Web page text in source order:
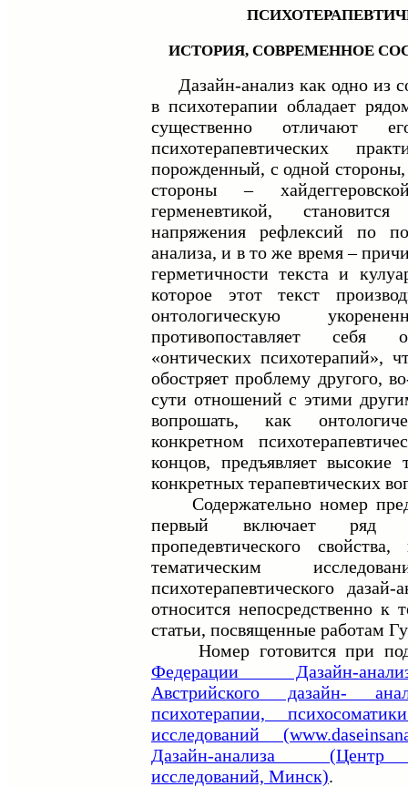
ИСТОРИЯ, СОВРЕМЕННОЕ
Дазайн-анализ как одно из
в психотерапии обладает
существенно отличают
психотерапевтических
порожденный, с одной
стороны –
герменевтикой,
напряжения рефлексий по
анализа, и в то же время –
герметичности текста и
которое этот текст
онтологическую
противопоставляет себя
«онтических психотерапий»,
обостряет проблему другого,
сути отношений с этими
вопрошать, как
конкретном
концов, предъявляет высокие
конкретных терапевтических
Содержательно номер
первый включает ряд
пропедевтического
тематическим
психотерапевтического
относится непосредственно к
статьи, посвященные работам
Номер готовится при
Федерации Дазайн-
Австрийского дазайн-
психотерапии,
исследований
Дазайн-анализа (Центр
исследований, Минск).